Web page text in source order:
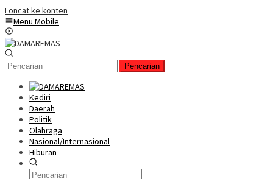
Loncat ke konten
Menu Mobile
Pencarian
Kediri
Daerah
Politik
Olahraga
Nasional/Internasional
Hiburan